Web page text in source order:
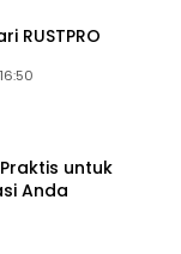
RUSTPRO
untuk
Anda